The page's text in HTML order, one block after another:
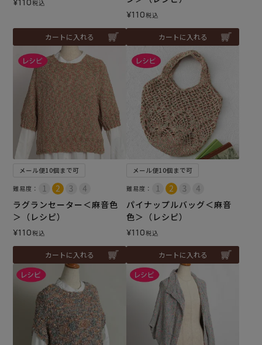
税込
カートに入れる
¥110税込
カートに入れる
メール便10個まで可
難易度：
ラグランセーター＜麻音色
＞（レシピ）
¥110税込
カートに入れる
メール便10個まで可
難易度：
パイナップルバッグ＜麻音
色＞（レシピ）
¥110税込
カートに入れる